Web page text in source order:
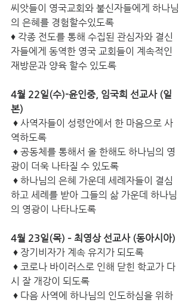
씨앗들이 영국교회와 불신자들에게 하나님
의 은혜를 경험할수있도록
♦ 각종 전도를 통해 수집된 관심자와 결신
자들에게 동역한 영국 교회들이 계속적인
재방문과 양육 할수 있도록
4월 22일(수)-윤인중, 임국희 선교사 (일
본)
역하도록
광이 더욱 나타질 수 있도록
하고 세례를 받아 그들의 삶 가운데 하나님
의 영광이 나타나도록
4월 23일(목) – 최영상 선교사 (동아시아)
♦ 장기비자가 계속 유지가 되도록
시 잘 개강이 되도록